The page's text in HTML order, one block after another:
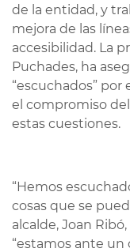
de la entidad, y
mejora de las
accesibilidad. La
Puchades, ha
“escuchados”
el compromiso
estas cuestiones.
“Hemos
cosas que se
alcalde, Joan
“estamos ante